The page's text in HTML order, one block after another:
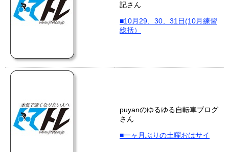
記さん
■10月29、30、31日(10月練習
総括）
puyanのゆるゆる自転車ブログ
さん
■一ヶ月ぶりの土曜おはサイ